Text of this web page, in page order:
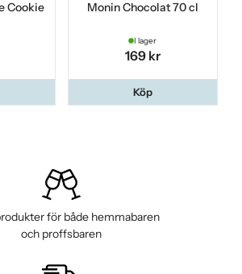
Cookie
Monin Chocolat 70 cl
I lager
169 kr
Köp
för både hemmabaren
och proffsbaren